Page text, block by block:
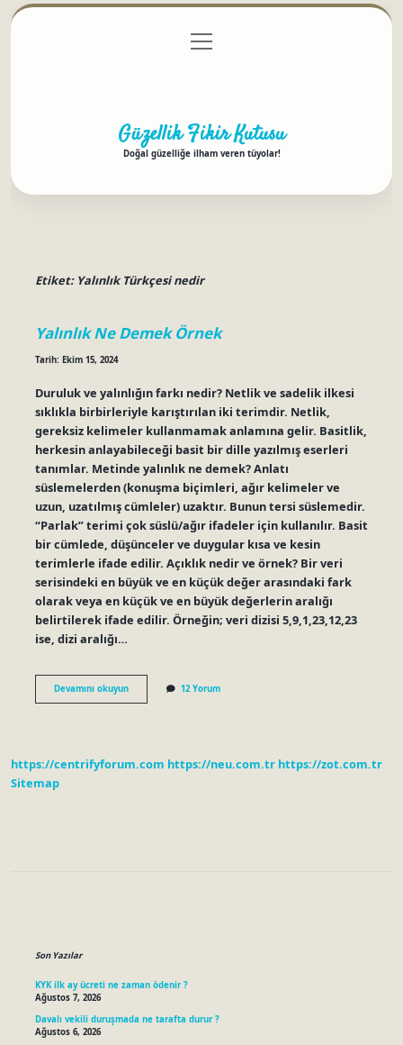
Gizlilik Politikası
menüyü
aç
Güzellik Fikir Kutusu
Doğal güzelliğe ilham veren tüyolar!
Etiket: Yalınlık Türkçesi nedir
Yalınlık Ne Demek Örnek
Tarih: Ekim 15, 2024
Duruluk ve yalınlığın farkı nedir? Netlik ve sadelik ilkesi
sıklıkla birbirleriyle karıştırılan iki terimdir. Netlik,
gereksiz kelimeler kullanmamak anlamına gelir. Basitlik,
herkesin anlayabileceği basit bir dille yazılmış eserleri
tanımlar. Metinde yalınlık ne demek? Anlatı
süslemelerden (konuşma biçimleri, ağır kelimeler ve
uzun, uzatılmış cümleler) uzaktır. Bunun tersi süslemedir.
“Parlak” terimi çok süslü/ağır ifadeler için kullanılır. Basit
bir cümlede, düşünceler ve duygular kısa ve kesin
terimlerle ifade edilir. Açıklık nedir ve örnek? Bir veri
serisindeki en büyük ve en küçük değer arasındaki fark
olarak veya en küçük ve en büyük değerlerin aralığı
belirtilerek ifade edilir. Örneğin; veri dizisi 5,9,1,23,12,23
ise, dizi aralığı…
Devamını okuyunYalınlık
Ne
12 Yorum
https://centrifyforum.com https://neu.com.tr https://zot.com.tr
Sitemap
Son Yazılar
KYK ilk ay ücreti ne zaman ödenir ?
Ağustos 7, 2026
Davalı vekili duruşmada ne tarafta durur ?
Ağustos 6, 2026